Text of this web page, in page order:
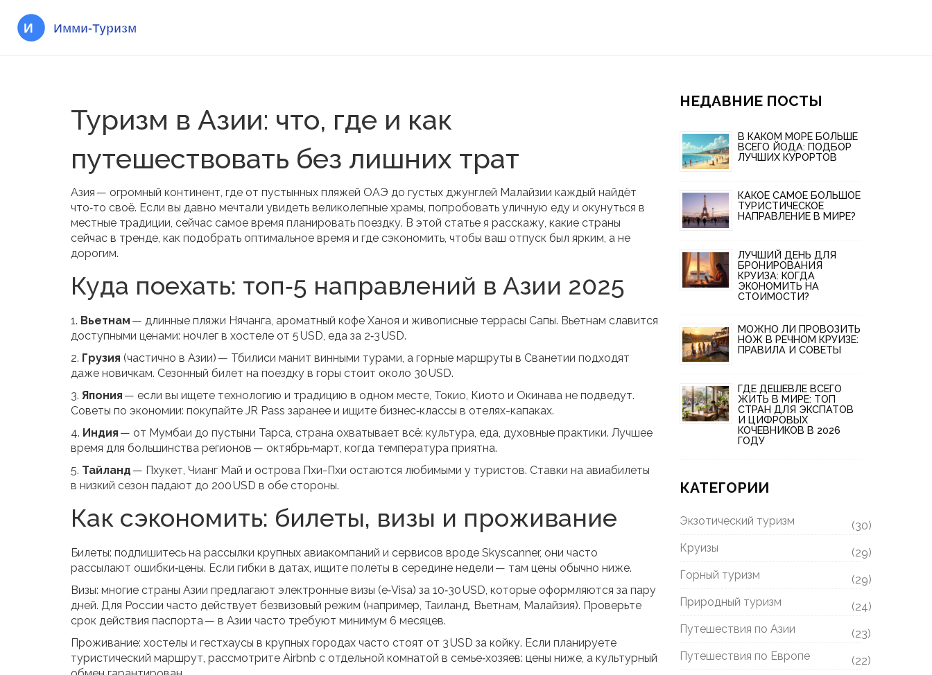
Туризм в Азии: что, где и как
путешествовать без лишних трат
Азия — огромный континент, где от пустынных пляжей ОАЭ до густых джунглей Малайзии каждый найдёт
что‑то своё. Если вы давно мечтали увидеть великолепные храмы, попробовать уличную еду и окунуться в
местные традиции, сейчас самое время планировать поездку. В этой статье я расскажу, какие страны
сейчас в тренде, как подобрать оптимальное время и где сэкономить, чтобы ваш отпуск был ярким, а не
дорогим.
Куда поехать: топ‑5 направлений в Азии 2025
1. Вьетнам — длинные пляжи Нячанга, ароматный кофе Ханоя и живописные террасы Сапы. Вьетнам славится
доступными ценами: ночлег в хостеле от 5 USD, еда за 2‑3 USD.
2. Грузия (частично в Азии) — Тбилиси манит винными турами, а горные маршруты в Сванетии подходят
даже новичкам. Сезонный билет на поездку в горы стоит около 30 USD.
3. Япония — если вы ищете технологию и традицию в одном месте, Токио, Киото и Окинава не подведут.
Советы по экономии: покупайте JR Pass заранее и ищите бизнес‑классы в отелях-капаках.
4. Индия — от Мумбаи до пустыни Тарса, страна охватывает всё: культура, еда, духовные практики. Лучшее
время для большинства регионов — октябрь‑март, когда температура приятна.
5. Тайланд — Пхукет, Чианг Май и острова Пхи-Пхи остаются любимыми у туристов. Ставки на авиабилеты
в низкий сезон падают до 200 USD в обе стороны.
Как сэкономить: билеты, визы и проживание
Билеты: подпишитесь на рассылки крупных авиакомпаний и сервисов вроде Skyscanner, они часто
рассылают ошибки‑цены. Если гибки в датах, ищите полеты в середине недели — там цены обычно ниже.
Визы: многие страны Азии предлагают электронные визы (e‑Visa) за 10‑30 USD, которые оформляются за пару
дней. Для России часто действует безвизовый режим (например, Таиланд, Вьетнам, Малайзия). Проверьте
срок действия паспорта — в Азии часто требуют минимум 6 месяцев.
Проживание: хостелы и гестхаусы в крупных городах часто стоят от 3 USD за койку. Если планируете
туристический маршрут, рассмотрите Airbnb с отдельной комнатой в семье‑хозяев: цены ниже, а культурный
НЕДАВНИЕ ПОСТЫ
В КАКОМ МОРЕ БОЛЬШЕ
ВСЕГО ЙОДА: ПОДБОР
ЛУЧШИХ КУРОРТОВ
КАКОЕ САМОЕ БОЛЬШОЕ
ТУРИСТИЧЕСКОЕ
НАПРАВЛЕНИЕ В МИРЕ?
ЛУЧШИЙ ДЕНЬ ДЛЯ
БРОНИРОВАНИЯ
КРУИЗА: КОГДА
ЭКОНОМИТЬ НА
СТОИМОСТИ?
МОЖНО ЛИ ПРОВОЗИТЬ
НОЖ В РЕЧНОМ КРУИЗЕ:
ПРАВИЛА И СОВЕТЫ
ГДЕ ДЕШЕВЛЕ ВСЕГО
ЖИТЬ В МИРЕ: ТОП
СТРАН ДЛЯ ЭКСПАТОВ
И ЦИФРОВЫХ
КОЧЕВНИКОВ В 2026
ГОДУ
КАТЕГОРИИ
Экзотический туризм
(30)
Круизы
(29)
Горный туризм
(29)
Природный туризм
(24)
Путешествия по Азии
(23)
Путешествия по Европе
(22)